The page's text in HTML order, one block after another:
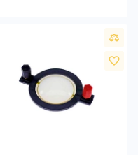
favorite_border